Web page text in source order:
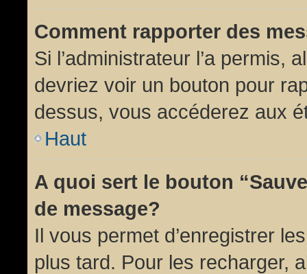
Comment rapporter des
Si l’administrateur l’a permis,
devriez voir un bouton pour
dessus, vous accéderez aux
Haut
A quoi sert le bouton
de message?
Il vous permet d’enregistrer
plus tard. Pour les recharger,